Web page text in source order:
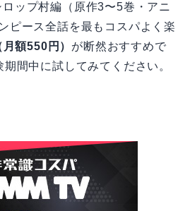
ップ村編（原作3〜5巻・アニ
ピース全話を最もコスパよく楽
額550円） が断然おすすめで
間中に試してみてください。